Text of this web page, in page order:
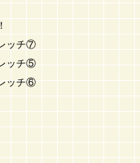
ッチ⑦
ッチ⑤
ッチ⑥